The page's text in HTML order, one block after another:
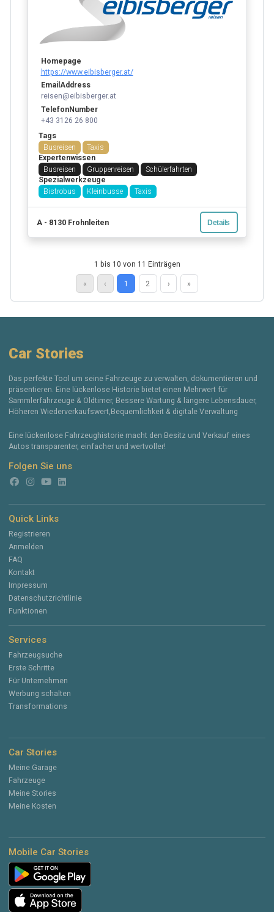
Homepage
https://www.eibisberger.at/
EmailAddress
reisen@eibisberger.at
TelefonNumber
+43 3126 26 800
Tags
Busreisen
Taxis
Expertenwissen
Busreisen
Gruppenreisen
Schülerfahrten
Spezialwerkzeuge
Bistrobus
Kleinbusse Taxis
A - 8130 Frohnleiten Details
1 bis 10 von 11 Einträgen
« ‹ 1 2 › »
Car Stories
Das perfekte Tool um seine Fahrzeuge zu verwalten, dokumentieren und
präsentieren. Eine lückenlose Historie bietet einen Mehrwert für
Sammlerfahrzeuge & Oldtimer, Bessere Wartung & längere Lebensdauer,
Höheren Wiederverkaufswert,Bequemlichkeit & digitale Verwaltung
Eine lückenlose Fahrzeughistorie macht den Besitz und Verkauf eines
Autos transparenter, einfacher und wertvoller!
Folgen Sie uns
Quick Links
Registrieren
Anmelden
FAQ
Kontakt
Impressum
Datenschutzrichtlinie
Funktionen
Services
Fahrzeugsuche
Erste Schritte
Für Unternehmen
Werbung schalten
Transformations
Car Stories
Meine Garage
Fahrzeuge
Meine Stories
Meine Kosten
Mobile Car Stories